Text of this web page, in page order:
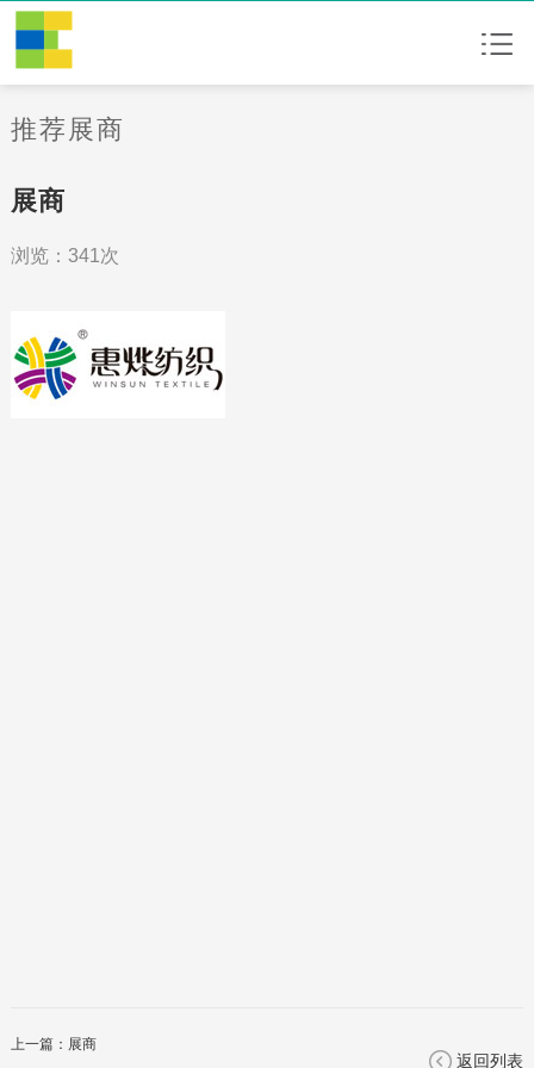
推荐展商
展商
浏览：341次
上一篇： 展商
返回列表